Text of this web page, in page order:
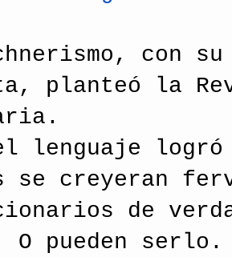
con
planteó la
el lenguaje
se creyeran
de
O pueden serlo.